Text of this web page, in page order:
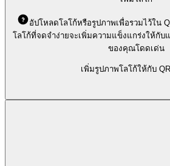
อัปโหลดโลโก้หรือรูปภาพเพื่อรวมไว้ใน
โลโก้ที่จดจำง่ายจะเพิ่มความแข็งแกร่งให้กับ
ของคุณโดดเด่น
เพิ่มรูปภาพโลโก้ให้กับ